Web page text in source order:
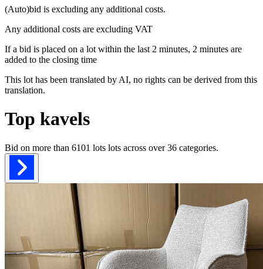
(Auto)bid is excluding any additional costs.
Any additional costs are excluding VAT
If a bid is placed on a lot within the last 2 minutes, 2 minutes are
added to the closing time
This lot has been translated by AI, no rights can be derived from this
translation.
Top kavels
Bid on more than 6101 lots lots across over36 categories.